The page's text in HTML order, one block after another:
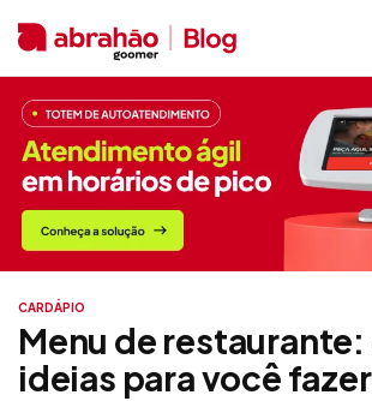
CARDÁPIO
Menu de restaurante:
ideias para você